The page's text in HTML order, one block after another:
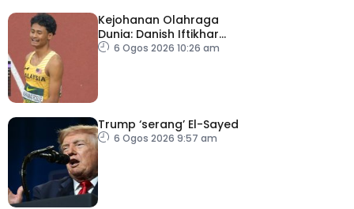
Kejohanan Olahraga
Dunia: Danish Iftikhar
cipta sejarah mara ke
6 Ogos 2026 10:26 am
Trump ‘serang’ El-Sayed
6 Ogos 2026 9:57 am